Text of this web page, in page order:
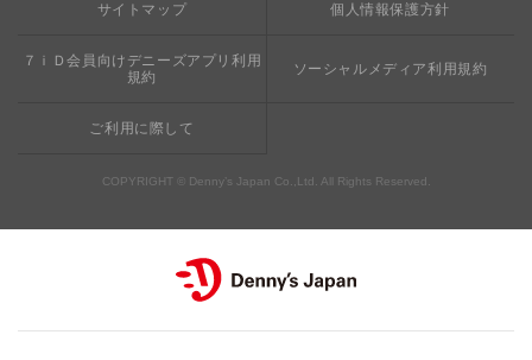
サイトマップ 個人情報保護方針
７ｉＤ会員向けデニーズアプリ利用
規約
ソーシャルメディア利用規約
ご利用に際して
COPYRIGHT © Denny’s Japan Co.,Ltd. All Rights Reserved.